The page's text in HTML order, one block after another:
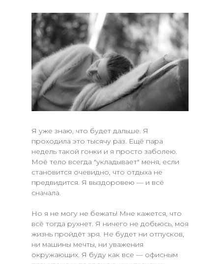
Я уже знаю, что будет дальше. Я
проходила это тысячу раз. Ещё пара
недель такой гонки и я просто заболею.
Моё тело всегда "укладывает" меня, если
становится очевидно, что отдыха не
предвидится. Я выздоровею — и всё
сначала.
Но я не могу не бежать! Мне кажется, что
всё тогда рухнет. Я ничего не добьюсь, моя
жизнь пройдёт зря. Не будет ни отпусков,
ни машины мечты, ни уважения
окружающих. Я буду как все — офисным